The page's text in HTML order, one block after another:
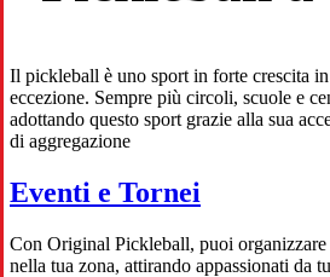
Il pickleball è uno sport in forte crescita
eccezione. Sempre più circoli, scuole e
adottando questo sport grazie alla sua
di aggregazione
Eventi e Tornei
Con Original Pickleball, puoi
nella tua zona, attirando appassionati da